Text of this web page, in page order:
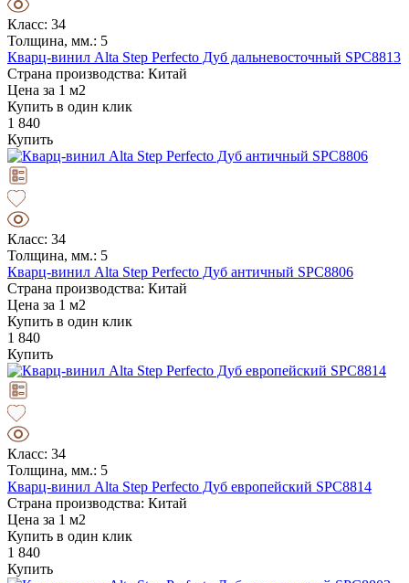
Класс: 34
Толщина, мм.: 5
Кварц-винил Alta Step Perfecto Дуб дальневосточный SPC8813
Страна производства: Китай
Цена за 1 м2
Купить в один клик
1 840
Купить
Класс: 34
Толщина, мм.: 5
Кварц-винил Alta Step Perfecto Дуб античный SPC8806
Страна производства: Китай
Цена за 1 м2
Купить в один клик
1 840
Купить
Класс: 34
Толщина, мм.: 5
Кварц-винил Alta Step Perfecto Дуб европейский SPC8814
Страна производства: Китай
Цена за 1 м2
Купить в один клик
1 840
Купить